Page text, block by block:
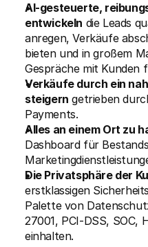
AI-gesteuerte,
entwickeln die Leads
anregen, Verkäufe
bieten und in großem
Gespräche mit Kunden
Verkäufe durch ein
steigern getrieben
Payments.
Alles an einem Ort zu
Dashboard für
Die Privatsphäre der
erstklassigen
Palette von
27001, PCI-DSS, SOC,
einhalten.